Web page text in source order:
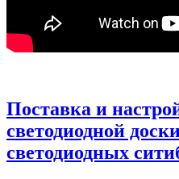
Поставка и
светодиодной
светодиодных